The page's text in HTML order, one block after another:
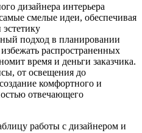
дизайнера интерьера
смелые идеи, обеспечивая
подход в планировании
распространенных
время и деньги заказчика.
от освещения до
комфортного и
отвечающего
работы с дизайнером и